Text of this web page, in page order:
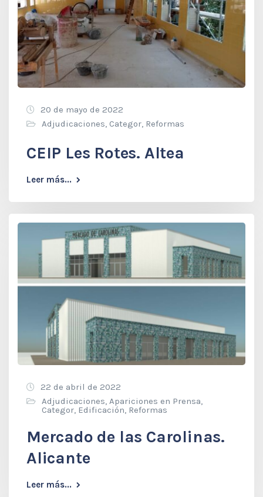
20 de mayo de 2022
Adjudicaciones, Categor, Reformas
CEIP Les Rotes. Altea
Leer más...
22 de abril de 2022
Adjudicaciones, Apariciones en Prensa,
Categor, Edificación, Reformas
Mercado de las Carolinas.
Alicante
Leer más...